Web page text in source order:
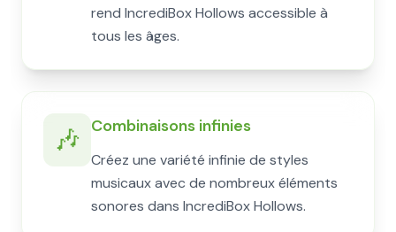
rend IncrediBox Hollows accessible à
tous les âges.
🎶 Combinaisons infinies
Créez une variété infinie de styles
musicaux avec de nombreux éléments
sonores dans IncrediBox Hollows.